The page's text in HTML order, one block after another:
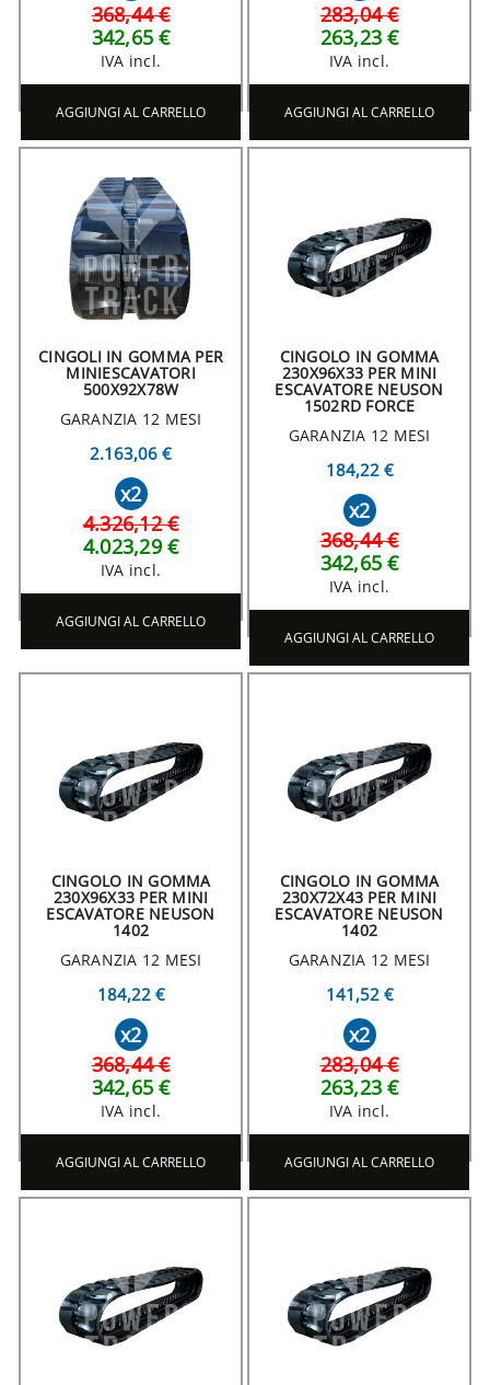
368,44 €
342,65 €
IVA incl.
AGGIUNGI AL CARRELLO
283,04 €
263,23 €
IVA incl.
AGGIUNGI AL CARRELLO
CINGOLI IN GOMMA PER
MINIESCAVATORI
500X92X78W
GARANZIA 12 MESI
2.163,06 €
x2
4.326,12 €
4.023,29 €
IVA incl.
AGGIUNGI AL CARRELLO
CINGOLO IN GOMMA
230X96X33 PER MINI
ESCAVATORE NEUSON
1502RD FORCE
GARANZIA 12 MESI
184,22 €
x2
368,44 €
342,65 €
IVA incl.
AGGIUNGI AL CARRELLO
CINGOLO IN GOMMA
230X96X33 PER MINI
ESCAVATORE NEUSON
1402
GARANZIA 12 MESI
184,22 €
x2
368,44 €
342,65 €
IVA incl.
AGGIUNGI AL CARRELLO
CINGOLO IN GOMMA
230X72X43 PER MINI
ESCAVATORE NEUSON
1402
GARANZIA 12 MESI
141,52 €
x2
283,04 €
263,23 €
IVA incl.
AGGIUNGI AL CARRELLO